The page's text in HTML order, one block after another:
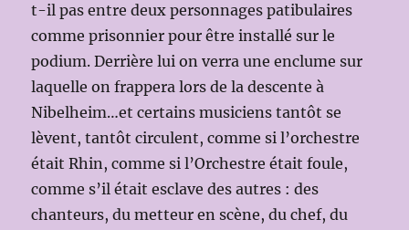
t-il pas entre deux personnages patibulaires
comme prisonnier pour être installé sur le
podium. Derrière lui on verra une enclume sur
laquelle on frappera lors de la descente à
Nibelheim…et certains musiciens tantôt se
lèvent, tantôt circulent, comme si l’orchestre
était Rhin, comme si l’Orchestre était foule,
comme s’il était esclave des autres : des
chanteurs, du metteur en scène, du chef, du